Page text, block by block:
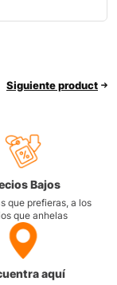
Siguiente product
Bajos
que prefieras, a los
que anhelas
aquí